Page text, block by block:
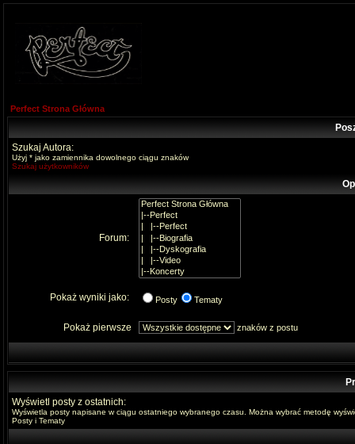
Perfect Strona Główna
Szukaj Autora:
Użyj * jako zamiennika dowolnego ciągu znaków
Szukaj użytkowników
Forum:
Pokaż wyniki jako: Posty Tematy
Pokaż pierwsze znaków z postu
Wyświetl posty z ostatnich:
Wyświetla posty napisane w ciągu ostatniego wybranego czasu. Można wybrać metodę
Posty i Tematy